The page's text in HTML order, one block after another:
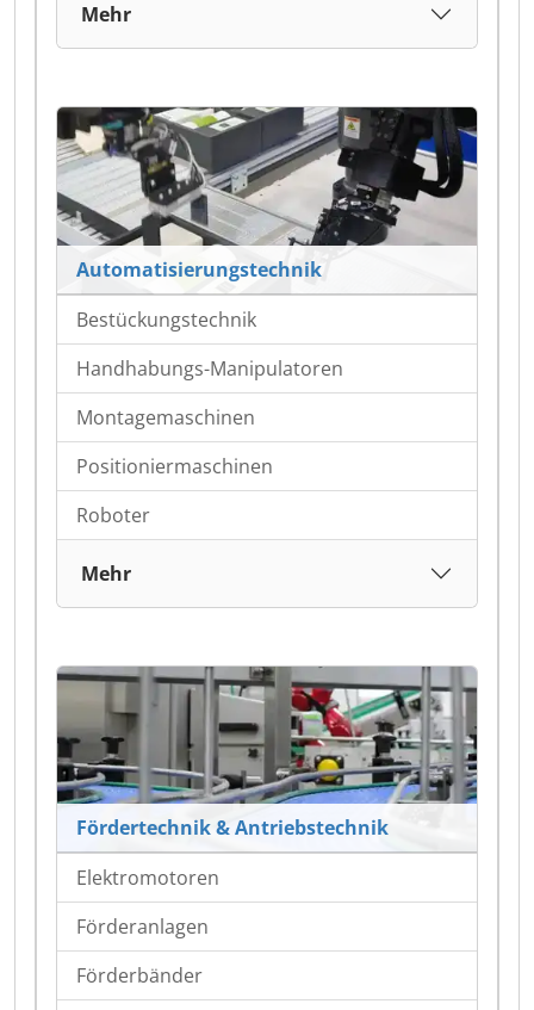
Mehr
Automatisierungstechnik
Bestückungstechnik
Handhabungs-Manipulatoren
Montagemaschinen
Positioniermaschinen
Roboter
Mehr
Fördertechnik & Antriebstechnik
Elektromotoren
Förderanlagen
Förderbänder